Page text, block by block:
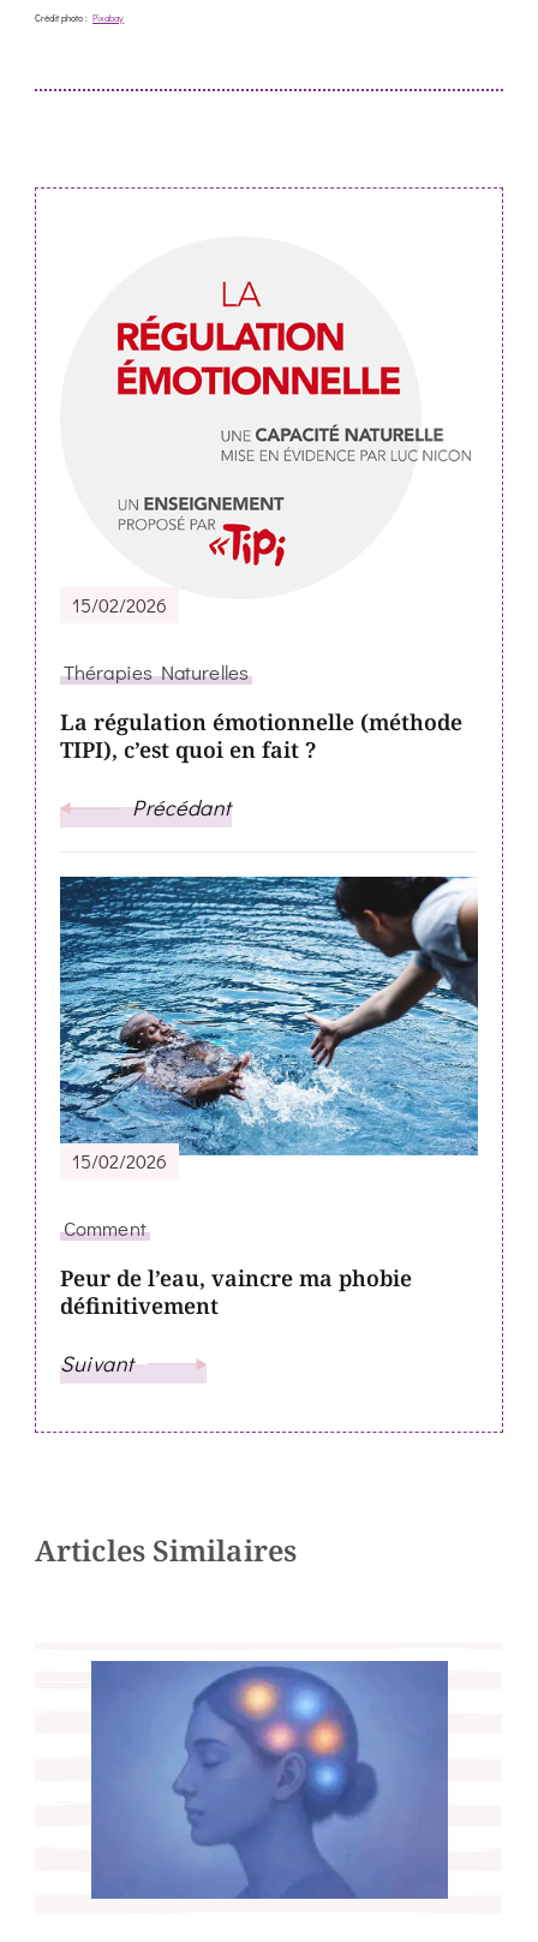
Crédit photo : Pixabay
Navigation
15/02/2026
Thérapies Naturelles
La régulation émotionnelle (méthode
TIPI), c’est quoi en fait ?
Précédant
15/02/2026
Comment
Peur de l’eau, vaincre ma phobie
définitivement
Suivant
Articles Similaires